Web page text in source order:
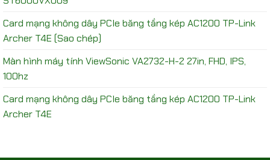
Card mạng không dây PCIe băng tầng kép AC1200 TP-Link
Archer T4E (Sao chép)
Màn hình máy tính ViewSonic VA2732-H-2 27in, FHD, IPS,
100hz
Card mạng không dây PCIe băng tầng kép AC1200 TP-Link
Archer T4E